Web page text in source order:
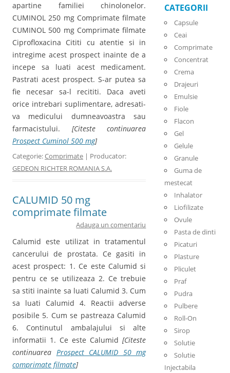
apartine familiei chinolonelor.
CUMINOL 250 mg Comprimate filmate
CUMINOL 500 mg Comprimate filmate
Ciprofloxacina Cititi cu atentie si in
intregime acest prospect inainte de a
incepe sa luati acest medicament.
Pastrati acest prospect. S-ar putea sa
fie necesar sa-l recititi. Daca aveti
orice intrebari suplimentare, adresati-
va medicului dumneavoastra sau
farmacistului. [Citeste continuarea
Prospect Cuminol 500 mg]
Categorie:Comprimate | Producator:
GEDEON RICHTER ROMANIA S.A.
CALUMID 50 mg
comprimate filmate
Adauga un comentariu
Calumid este utilizat in tratamentul
cancerului de prostata. Ce gasiti in
acest prospect: 1. Ce este Calumid si
pentru ce se utilizeaza 2. Ce trebuie
sa stiti inainte sa luati Calumid 3. Cum
sa luati Calumid 4. Reactii adverse
posibile 5. Cum se pastreaza Calumid
6. Continutul ambalajului si alte
informatii 1. Ce este Calumid[Citeste
continuarea Prospect CALUMID 50 mg
comprimate filmate]
CATEGORII
Capsule
Ceai
Comprimate
Concentrat
Crema
Drajeuri
Emulsie
Fiole
Flacon
Gel
Gelule
Granule
Guma de
mestecat
Inhalator
Liofilizate
Ovule
Pasta de dinti
Picaturi
Plasture
Pliculet
Praf
Pudra
Pulbere
Roll-On
Sirop
Solutie
Solutie
Injectabila